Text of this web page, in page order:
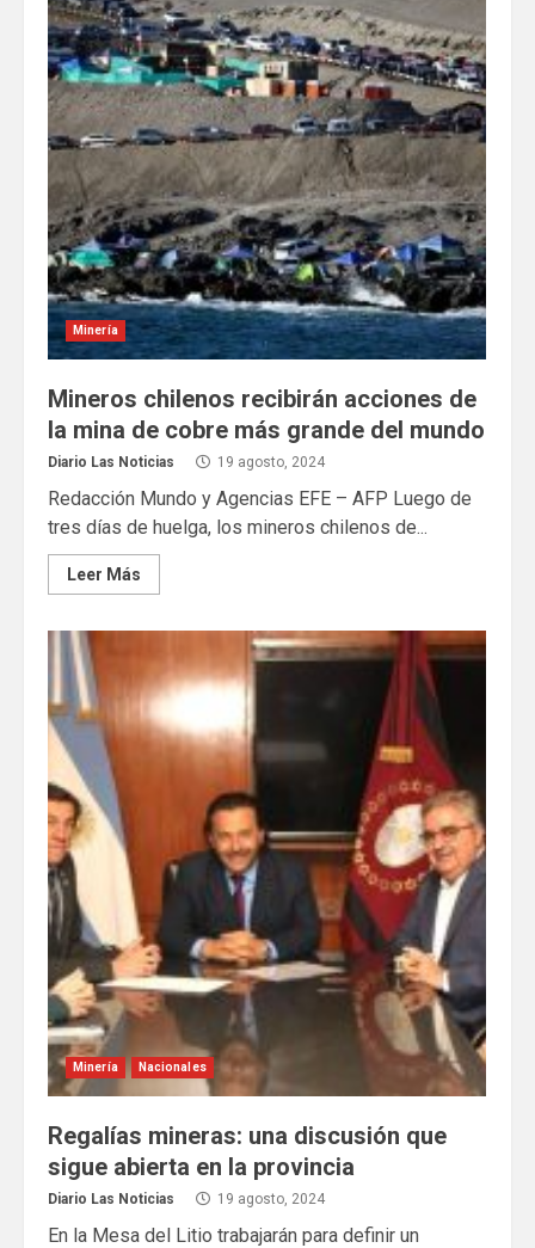
Minería
Mineros chilenos recibirán acciones de
la mina de cobre más grande del mundo
Diario Las Noticias 19 agosto, 2024
Redacción Mundo y Agencias EFE – AFP Luego de
tres días de huelga, los mineros chilenos de...
Leer Más
Minería Nacionales
Regalías mineras: una discusión que
sigue abierta en la provincia
Diario Las Noticias 19 agosto, 2024
En la Mesa del Litio trabajarán para definir un